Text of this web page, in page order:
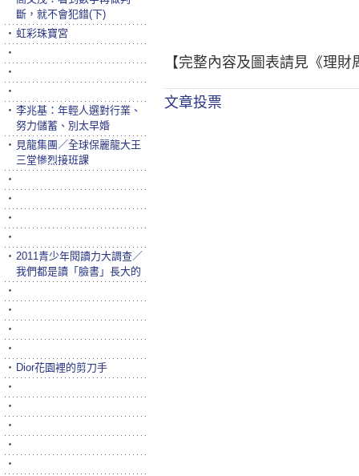
【完整內容及圖表請見《理
文章投票
斷，就不會犯錯(下)
‧ 虹彩珠寶宮
‧
‧
‧
‧ 李兆基：年輕人選對行業、
努力儲蓄、別太早婚
‧ 見龍集團／全球保麗龍大王
三堂慘烈接班課
‧
‧
‧
‧
‧ 2011青少年閱讀力大調查／
我們都是讀「臉書」長大的
‧
‧
‧
‧
‧ Dior花園裡的剪刀手
‧
‧
‧
‧
‧